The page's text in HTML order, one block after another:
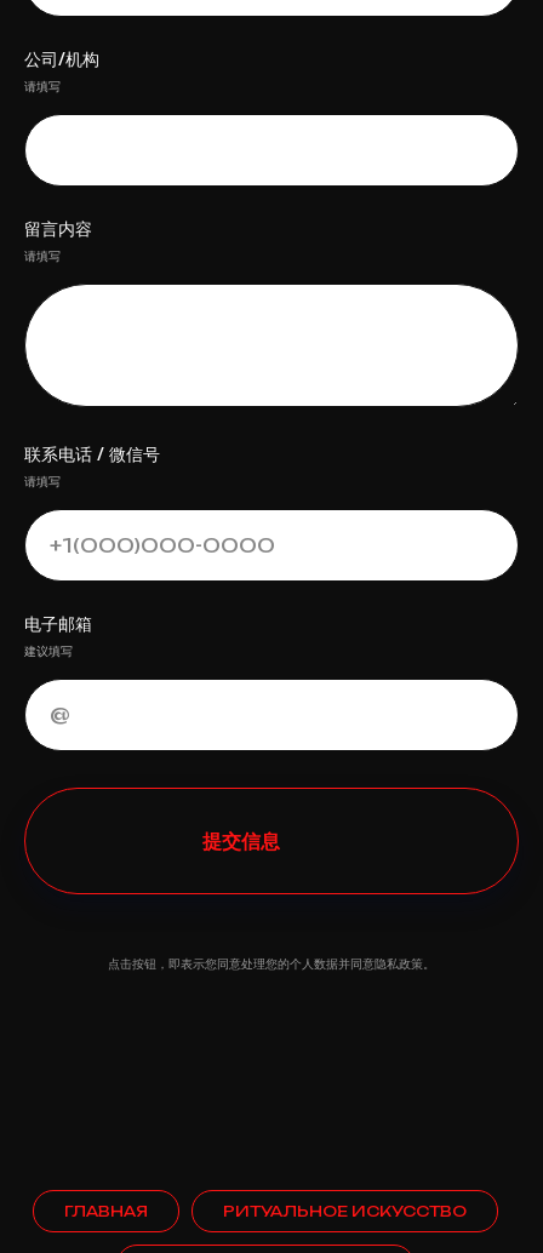
公司/机构
请填写
留言内容
请填写
联系电话 / 微信号
请填写
电子邮箱
建议填写
提交信息
点击按钮，即表示您同意处理您的个人数据并同意隐私政策。
ГЛАВНАЯ РИТУАЛЬНОЕ ИСКУССТВО